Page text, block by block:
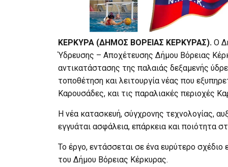
ΚΕΡΚΥΡΑ (ΔΗΜΟΣ ΒΟΡΕΙΑΣ ΚΕΡΚΥΡΑΣ). Ο
Ύδρευσης – Αποχέτευσης Δήμου Βόρειας
αντικατάστασης της παλαιάς δεξαμενής
τοποθέτηση και λειτουργία νέας που
Καρουσάδες, και τις παραλιακές περιοχές
Η νέα κατασκευή, σύγχρονης τεχνολογίας,
εγγυάται ασφάλεια, επάρκεια και ποιότητα
Το έργο, εντάσσεται σε ένα ευρύτερο
του Δήμου Βόρειας Κέρκυρας.